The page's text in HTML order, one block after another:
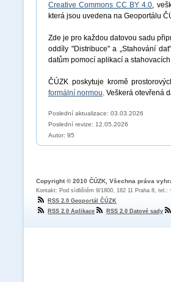
Creative Commons CC BY 4.0,
která jsou uvedena na Geoportálu
Zde je pro každou datovou sadu
oddíly "Distribuce" a „Stahování
datům pomocí aplikací a
ČÚZK poskytuje kromě
formální normou. Veškerá otevřená
Poslední aktualizace: 03.03.2026
Poslední revize: 12.05.2026
Autor: 95
Copyright © 2010 ČÚZK, Všechna práva
Kontakt: Pod sídlištěm 9/1800, 182 11 Praha 8, tel.:
RSS 2.0 Geoportál ČÚZK
RSS 2.0 Aplikace
RSS 2.0 Datové sady